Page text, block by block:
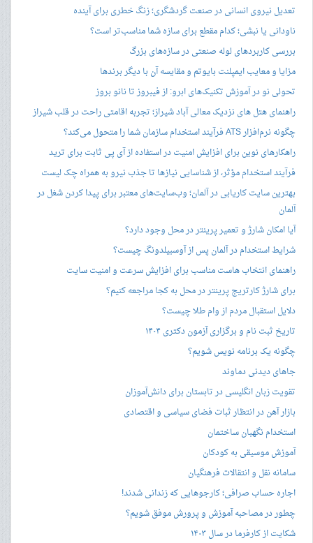
تعدیل نیروی انسانی در صنعت گردشگری؛ زنگ خطری برای آینده
ناودانی یا نبشی؛ کدام مقطع برای سازه شما مناسب‌تر است؟
بررسی کاربردهای لوله صنعتی در سازه‌های بزرگ
مزایا و معایب ایمپلنت بایوتم و مقایسه آن با دیگر برندها
تحولی نو در آموزش تکنیک‌های ابرو: از فیبروز تا نانو بروز
راهنمای هتل های نزدیک معالی آباد شیراز؛ تجربه اقامتی راحت در قلب شیراز
چگونه نرم‌افزار ATS فرآیند استخدام سازمان شما را متحول می‌کند؟
راهکارهای نوین برای افزایش امنیت در استفاده از آی پی ثابت برای ترید
فرآیند استخدام مؤثر، از شناسایی نیازها تا جذب نیرو به همراه چک لیست
بهترین سایت کاریابی در آلمان؛ وب‌سایت‌های معتبر برای پیدا کردن شغل در
آلمان
آیا امکان شارژ و تعمیر پرینتر در محل وجود دارد؟
شرایط استخدام در آلمان پس از آوسبیلدونگ چیست؟
راهنمای انتخاب هاست مناسب برای افزایش سرعت و امنیت سایت
برای شارژ کارتریج پرینتر در محل به کجا مراجعه کنیم؟
دلایل استقبال مردم از وام طلا چیست؟
تاریخ ثبت نام و برگزاری آزمون دکتری ۱۴۰۴
چگونه یک برنامه نویس شویم؟
جاهای دیدنی دماوند
تقویت زبان انگلیسی در تابستان برای دانش‌آموزان
بازار آهن در انتظار ثبات فضای سیاسی و اقتصادی
استخدام نگهبان ساختمان
آموزش موسیقی به کودکان
سامانه نقل و انتقالات فرهنگیان
اجاره حساب صرافی؛ کارجوهایی که زندانی شدند!
چطور در مصاحبه‌ آموزش و پرورش موفق شویم؟
شکایت از کارفرما در سال ۱۴۰۳